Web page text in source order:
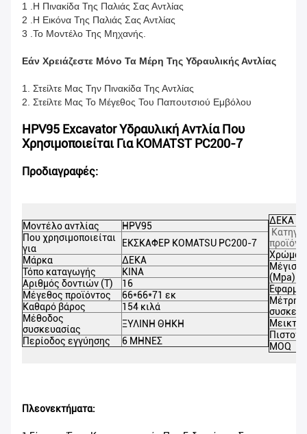
1 .Η Πινακίδα Της Παλιάς Σας Αντλίας
2 .Η Εικόνα Της Παλιάς Σας Αντλίας
3 .Το Μοντέλο Της Μηχανής.
Εάν Χρειάζεστε Μόνο Τα Μέρη Της Υδραυλικής Αντλίας
1. Στείλτε Μας Την Πινακίδα Της Αντλίας
2. Στείλτε Μας Το Μέγεθος Του Παπουτσιού Εμβόλου
HPV95 Excavator Υδραυλική Αντλία Που
Χρησιμοποιείται Για KOMATST PC200-7
Προδιαγραφές:
Μοντέλο αντλίας
HPV95
Που χρησιμοποιείται
για
ΕΚΣΚΑΦΕΡ KOMATSU PC200-7
Μάρκα
ΔΕΚΑ
Τόπο καταγωγής
ΚΙΝΑ
Αριθμός δοντιών (Τ)
16
Μέγεθος προϊόντος
66*66*71 εκ
Καθαρό βάρος
154 κιλά
Μέθοδος
συσκευασίας
ΞΥΛΙΝΗ ΘΗΚΗ
Περίοδος εγγύησης
6 ΜΗΝΕΣ
ΔΕΚΑ
Χρώμα
(Mpa)
Μεικτό
MOQ
Πλεονεκτήματα: